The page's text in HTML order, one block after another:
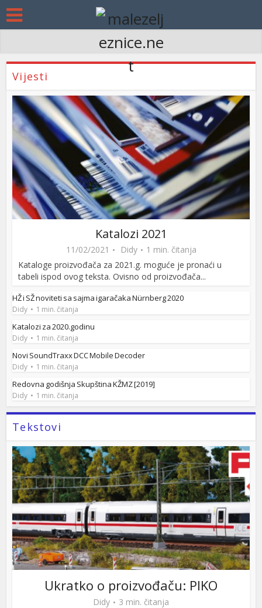
Vijesti
Katalozi 2021
11/02/2021 Didy
1 min. čitanja
Kataloge proizvođača za 2021.g. moguće je pronaći u
tabeli ispod ovog teksta. Ovisno od proizvođača...
HŽ i SŽ noviteti sa sajma igaračaka Nürnberg 2020
Didy 1 min. čitanja
Katalozi za 2020.godinu
Didy 1 min. čitanja
Novi SoundTraxx DCC Mobile Decoder
Didy 1 min. čitanja
Redovna godišnja Skupština KŽMZ [2019]
Didy 1 min. čitanja
Tekstovi
Ukratko o proizvođaču: PIKO
Didy
3 min. čitanja